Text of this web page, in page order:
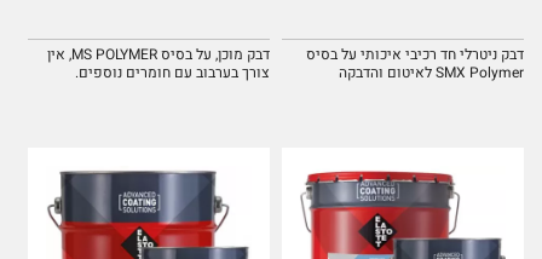
דבק ניטרלי חד רכיבי איכותי על בסיס
SMX Polymer לאיטום והדבקה
דבק מוכן, על בסיס MS POLYMER, אין
צורך בערבוב עם חומרים נוספים.